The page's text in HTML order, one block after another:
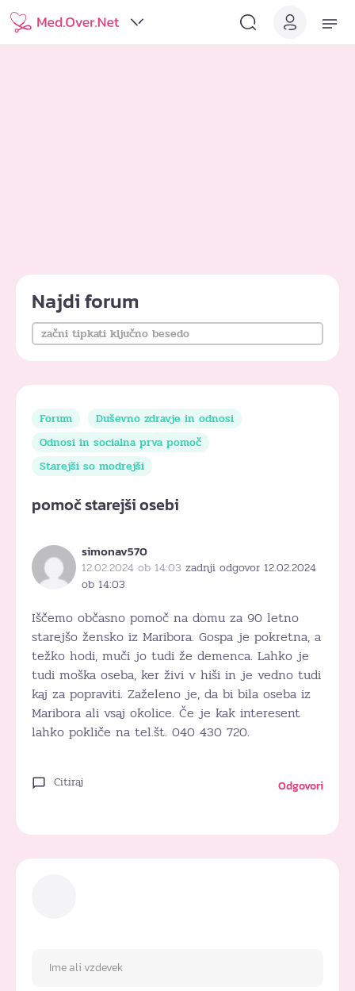
Najdi forum
Forum
Duševno zdravje in odnosi
Odnosi in socialna prva pomoč
Starejši so modrejši
pomoč starejši osebi
simonav570
12.02.2024 ob 14:03 zadnji odgovor 12.02.2024
ob 14:03
Iščemo občasno pomoč na domu za 90 letno
starejšo žensko iz Maribora. Gospa je pokretna, a
težko hodi, muči jo tudi že demenca. Lahko je
tudi moška oseba, ker živi v hiši in je vedno tudi
kaj za popraviti. Zaželeno je, da bi bila oseba iz
Maribora ali vsaj okolice. Če je kak interesent
lahko pokliče na tel.št. 040 430 720.
Citiraj Odgovori